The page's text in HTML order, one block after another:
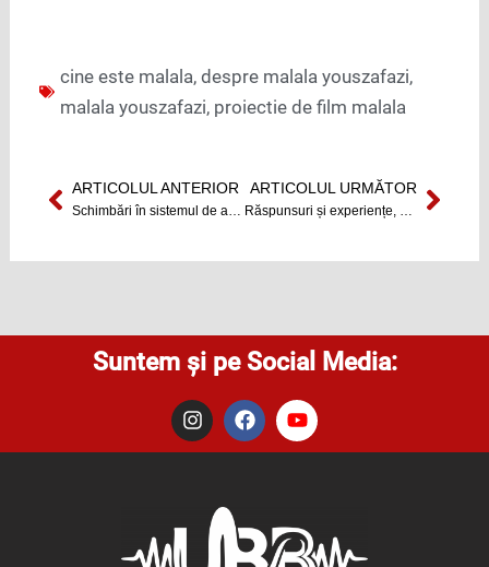
cine este malala,despre malala youszafazi,
malala youszafazi, proiectie de film malala
Prev
ARTICOLUL ANTERIOR
Schimbări în sistemul de acordare a burselor studenţeşti
ARTICOLUL URMĂTOR
Răspunsuri și experiențe, cu și pentru studenți Next
Suntem și pe Social Media:
I
n
s
F
a
c
o
k
Y
o
u
e